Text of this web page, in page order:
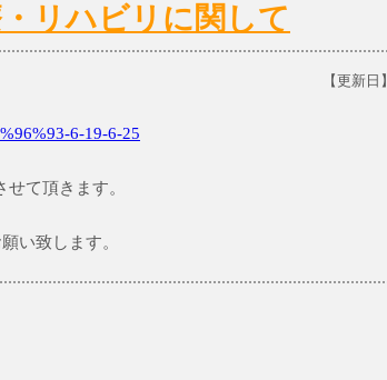
リハビリに関して
【更新
6-19-6-25
て頂きます。
い致します。